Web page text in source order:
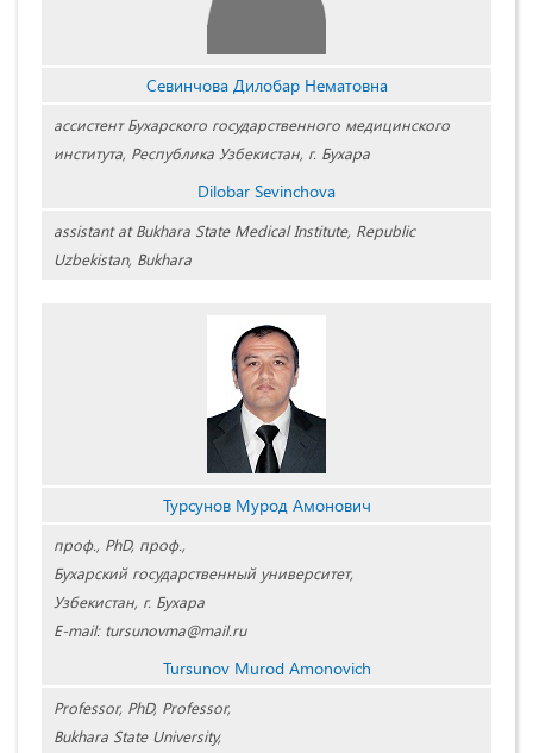
Севинчова Дилобар Нематовна
ассистент Бухарского государственного медицинского
института, Республика Узбекистан, г. Бухара
Dilobar Sevinchova
assistant at Bukhara State Medical Institute, Republic
Uzbekistan, Bukhara
Турсунов Мурод Амонович
проф., PhD, проф.,
Бухарский государственный университет,
Узбекистан, г. Бухара
E-mail: tursunovma@mail.ru
Tursunov Murod Amonovich
Professor, PhD, Professor,
Bukhara State University,